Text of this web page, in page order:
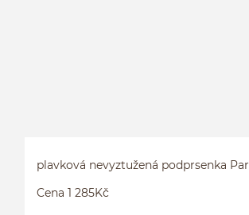
plavková nevyztužená podprsenka
Cena 1 285Kč